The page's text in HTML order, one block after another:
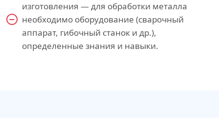
изготовления — для обработки металла
необходимо оборудование (сварочный
аппарат, гибочный станок и др.),
определенные знания и навыки.